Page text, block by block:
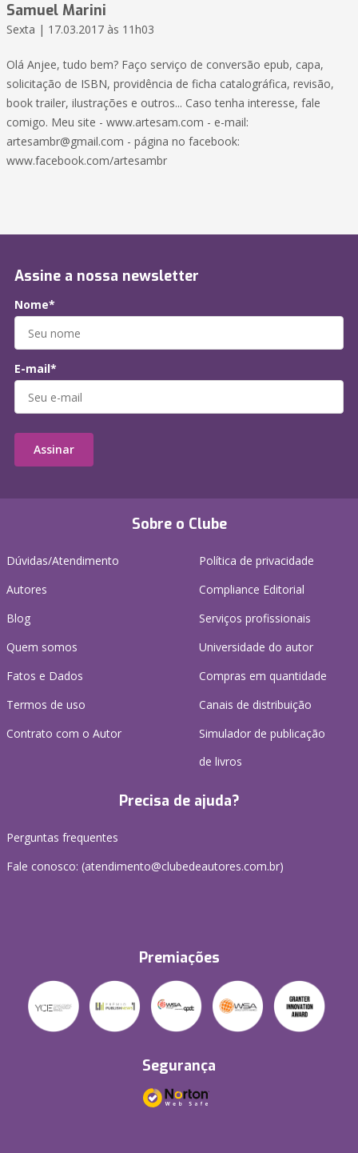
Samuel Marini
Sexta | 17.03.2017 às 11h03
Olá Anjee, tudo bem? Faço serviço de conversão epub, capa,
solicitação de ISBN, providência de ficha catalográfica, revisão,
book trailer, ilustrações e outros... Caso tenha interesse, fale
comigo. Meu site - www.artesam.com - e-mail:
artesambr@gmail.com - página no facebook:
www.facebook.com/artesambr
Sobre o Clube
Dúvidas/Atendimento
Autores
Blog
Quem somos
Fatos e Dados
Termos de uso
Contrato com o Autor
Política de privacidade
Compliance Editorial
Serviços profissionais
Universidade do autor
Compras em quantidade
Canais de distribuição
Simulador de publicação
de livros
Precisa de ajuda?
Perguntas frequentes
Fale conosco: (atendimento@clubedeautores.com.br)
Premiações
Segurança
Assine a nossa newsletter
Nome*
E-mail*
Assinar